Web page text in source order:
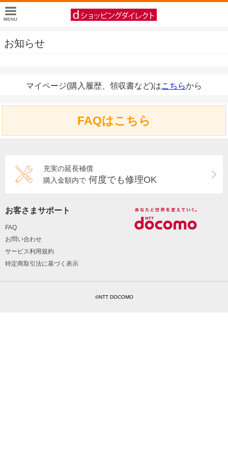
お知らせ
マイページ(購入履歴、領収書など)はこちらから
FAQはこちら
充実の延長補償
購入金額内で 何度でも修理OK
お客さまサポート
FAQ
お問い合わせ
サービス利用規約
特定商取引法に基づく表示
©NTT DOCOMO